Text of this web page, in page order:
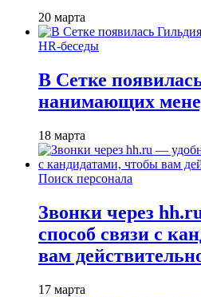
20 марта
HR-беседы
В Сетке
нанимающих
18 марта
Поиск персонала
Звонки через
способ связи с
вам
17 марта